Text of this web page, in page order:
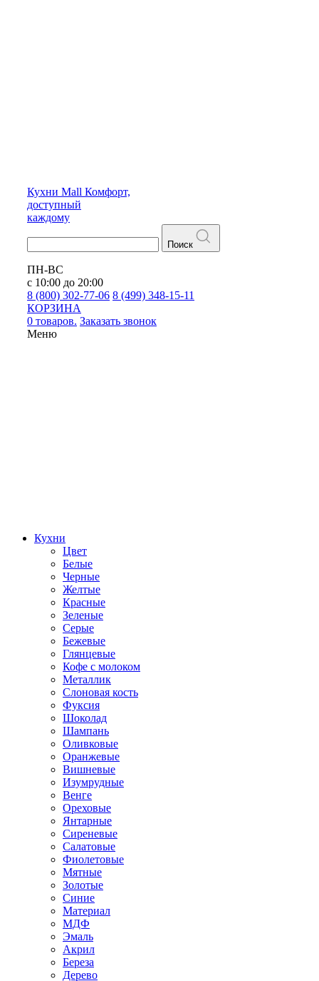
Кухни Mall Комфорт,
доступный
каждому
Поиск
ПН-ВС
с 10:00 до 20:00
8 (800) 302-77-06 8 (499) 348-15-11
КОРЗИНА
0 товаров. Заказать звонок
Меню
Кухни
Цвет
Белые
Черные
Желтые
Красные
Зеленые
Серые
Бежевые
Глянцевые
Кофе с молоком
Металлик
Слоновая кость
Фуксия
Шоколад
Шампань
Оливковые
Оранжевые
Вишневые
Изумрудные
Венге
Ореховые
Янтарные
Сиреневые
Салатовые
Фиолетовые
Мятные
Золотые
Синие
Материал
МДФ
Эмаль
Акрил
Береза
Дерево